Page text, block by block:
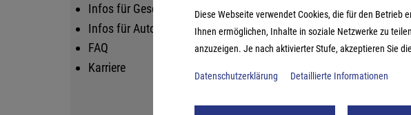
Infos für Geschäftskunden
Infos für Autoren
FAQ
Karriere
Strategiespiele
Lifestyle-Spiele
Logikspiele
Diese Webseite verwendet Cookies, die für den
Ihnen ermöglichen, Inhalte in soziale Netzwerke zu
anzuzeigen. Je nach aktivierter Stufe, akzeptieren Sie
Datenschutzerklärung Detaillierte Informationen